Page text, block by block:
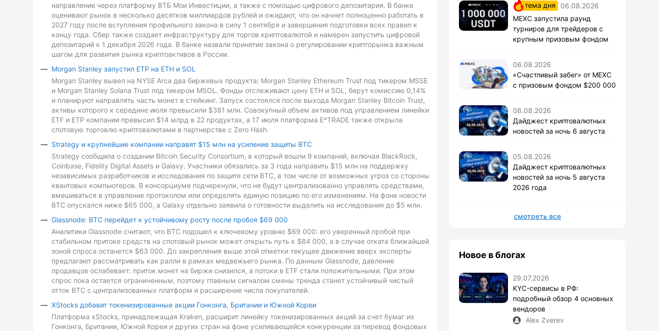
направление через платформу ВТБ Мои Инвестиции, а также с помощью цифрового депозитария. В банке
оценивают рынок в несколько десятков миллиардов рублей и ожидают, что он начнет полноценно работать в
2027 году после вступления профильного закона в силу 1 сентября и завершения подготовки всех правил к
концу года. Сбер также создает инфраструктуру для торгов криптовалютой и намерен запустить цифровой
депозитарий к 1 декабря 2026 года. В банке назвали принятие закона о регулировании крипторынка важным
шагом для развития рынка криптоактивов в России.
Morgan Stanley запустил ETP на ETH и SOL
Morgan Stanley вывел на NYSE Arca два биржевых продукта: Morgan Stanley Ethereum Trust под тикером MSSE
и Morgan Stanley Solana Trust под тикером MSOL. Фонды отслеживают цену ETH и SOL, берут комиссию 0,14%
и планируют направлять часть монет в стейкинг. Запуск состоялся после выхода Morgan Stanley Bitcoin Trust,
активы которого к середине июля превысили $381 млн. Совокупный объем активов под управлением линейки
ETF и ETP компании превысил $14 млрд в 22 продуктах, а 17 июля платформа E*TRADE также открыла
спотовую торговлю криптовалютами в партнерстве с Zero Hash.
Strategy и крупнейшие компании направят $15 млн на усиление защиты BTC
Strategy сообщила о создании Bitcoin Security Consortium, в который вошли 9 компаний, включая BlackRock,
Coinbase, Fidelity Digital Assets и Galaxy. Участники обязались за 3 года направить $15 млн на поддержку
независимых разработчиков и исследования по защите сети BTC, в том числе от возможных угроз со стороны
квантовых компьютеров. В консорциуме подчеркнули, что не будут централизованно управлять средствами,
вмешиваться в управление протоколом или определять единую позицию по его изменениям. На фоне новости
BTC опускался ниже $65 000, а Galaxy отдельно заявила о готовности выделить на исследования до $5 млн.
Glassnode: BTC перейдет к устойчивому росту после пробоя $69 000
Аналитики Glassnode считают, что BTC подошел к ключевому уровню $69 000: его уверенный пробой при
стабильном притоке средств на спотовый рынок может открыть путь к $84 000, а в случае отката ближайшей
зоной спроса останется $63 000. До закрепления выше этой отметки текущее движение вверх эксперты
предлагают рассматривать как ралли в рамках медвежьего рынка. По данным Glassnode, давление
продавцов ослабевает: приток монет на биржи снизился, а потоки в ETF стали положительными. При этом
спрос пока остается ограниченным, поэтому главным сигналом смены тренда станет устойчивый чистый
отток BTC с централизованных платформ и расширение числа покупателей.
XStocks добавит токенизированные акции Гонконга, Британии и Южной Кореи
Платформа xStocks, принадлежащая Kraken, расширит линейку токенизированных акций за счет бумаг из
Гонконга, Британии, Южной Кореи и других стран на фоне усиливающейся конкуренции за перевод фондовых
тема дня
06.08.2026
MEXC запустила раунд
турниров для трейдеров с
крупным призовым фондом
06.08.2026
«Счастливый забег» от MEXC
с призовым фондом $200 000
06.08.2026
Дайджест криптовалютных
новостей за ночь 6 августа
05.08.2026
Дайджест криптовалютных
новостей за ночь 5 августа
2026 года
смотреть все
Новое в блогах
29.07.2026
KYC-сервисы в РФ:
подробный обзор 4 основных
вендоров
Alex Zverev